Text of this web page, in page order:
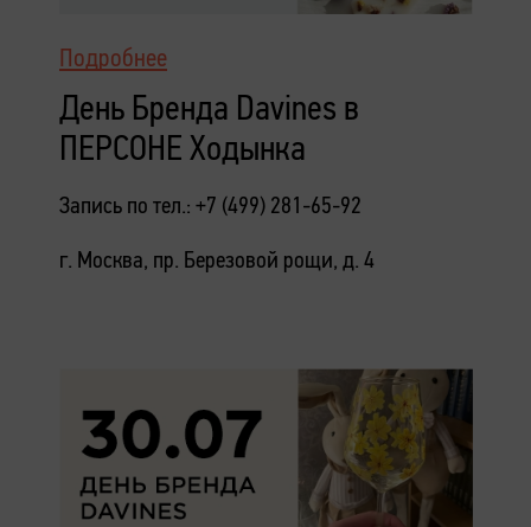
Подробнее
День Бренда Davines в
ПЕРСОНЕ Ходынка
Запись по тел.: +7 (499) 281-65-92
г. Москва, пр. Березовой рощи, д. 4